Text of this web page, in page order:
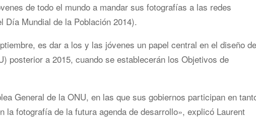
de todo el mundo a mandar sus fotografías a las redes
Día Mundial de la Población 2014).
es dar a los y las jóvenes un papel central en el diseño de
posterior a 2015, cuando se establecerán los Objetivos de
General de la ONU, en las que sus gobiernos participan en
fotografía de la futura agenda de desarrollo», explicó Laurent